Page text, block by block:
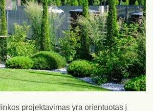
projektavimas yra orientuotas į